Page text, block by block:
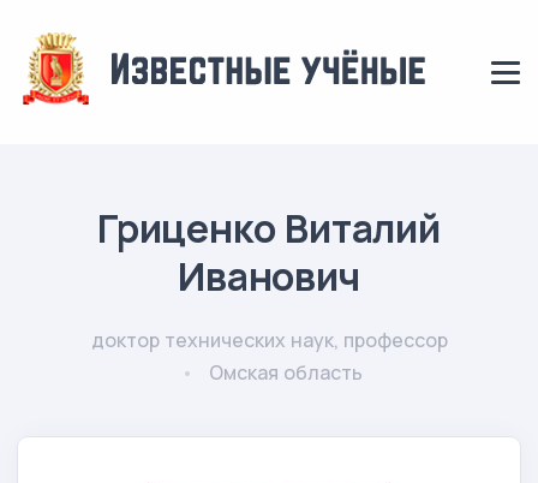
Гриценко Виталий
Иванович
доктор технических наук, профессор
Омская область